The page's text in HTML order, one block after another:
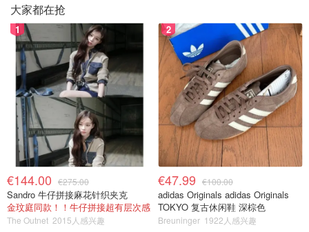
大家都在抢
1
€144.00 €275.00
Sandro 牛仔拼接麻花针织夹克
金玟庭同款！！牛仔拼接超有层次感
The Outnet 2015人感兴趣
2
€47.99 €100.00
adidas Originals adidas Originals
TOKYO 复古休闲鞋 深棕色
Breuninger 1922人感兴趣